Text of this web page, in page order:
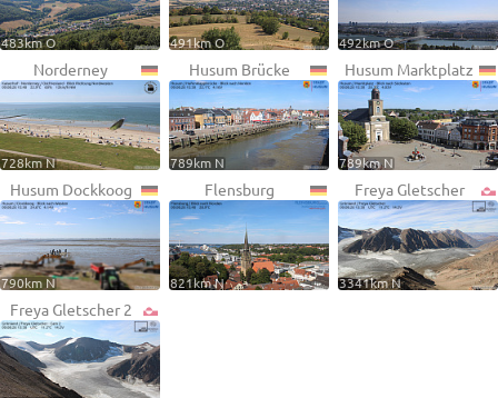
483km O 491km O 492km O
Norderney
728km N
Husum Brücke
789km N
Husum Marktplatz
789km N
Husum Dockkoog
790km N
Flensburg
821km N
Freya Gletscher
3341km N
Freya Gletscher 2